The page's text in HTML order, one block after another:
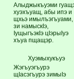
Алыджыкъуэми
хуэхъуащ, абы ипэ и
щхьэ имылъэгъуами,
зи намыскIэ,
IущыгъэкIэ цIэрыIуэ
хъуа пщащэр.
Хуэмыхукъуэ
Жэгъуэгъурэ
щIасэгъурэ зимыIэ